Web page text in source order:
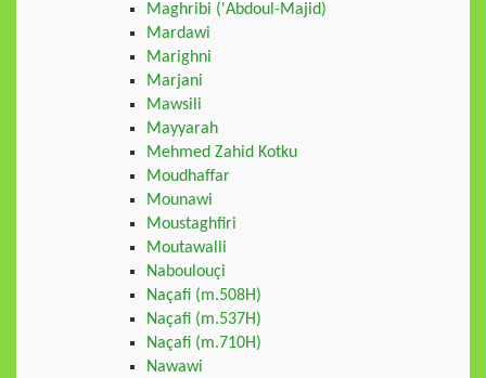
Maghribi ('Abdoul-Majid)
Mardawi
Marighni
Marjani
Mawsili
Mayyarah
Mehmed Zahid Kotku
Moudhaffar
Mounawi
Moustaghfiri
Moutawalli
Naboulouçi
Naçafi (m.508H)
Naçafi (m.537H)
Naçafi (m.710H)
Nawawi